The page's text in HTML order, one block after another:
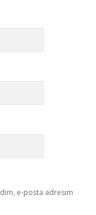
e-posta adresim